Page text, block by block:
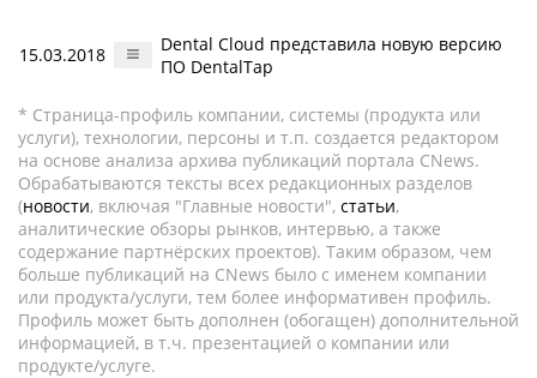
15.03.2018
Dental Cloud представила новую версию
ПО DentalTap
* Страница-профиль компании, системы (продукта или
услуги), технологии, персоны и т.п. создается редактором
на основе анализа архива публикаций портала CNews.
Обрабатываются тексты всех редакционных разделов
(новости, включая "Главные новости", статьи,
аналитические обзоры рынков, интервью, а также
содержание партнёрских проектов). Таким образом, чем
больше публикаций на CNews было с именем компании
или продукта/услуги, тем более информативен профиль.
Профиль может быть дополнен (обогащен) дополнительной
информацией, в т.ч. презентацией о компании или
продукте/услуге.